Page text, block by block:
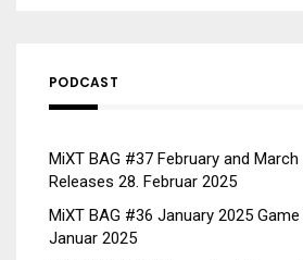
PODCAST
MiXT BAG #37 February and March
Releases 28. Februar 2025
MiXT BAG #36 January 2025
Januar 2025